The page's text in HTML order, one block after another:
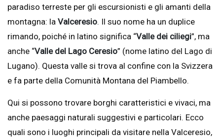
paradiso terreste per gli escursionisti e gli amanti della
montagna: la Valceresio. Il suo nome ha un duplice
rimando, poiché in latino significa “Valle dei ciliegi”, ma
anche “Valle del Lago Ceresio” (nome latino del Lago di
Lugano). Questa valle si trova al confine con la Svizzera
e fa parte della Comunità Montana del Piambello.
Qui si possono trovare borghi caratteristici e vivaci, ma
anche paesaggi naturali suggestivi e particolari. Ecco
quali sono i luoghi principali da visitare nella Valceresio,